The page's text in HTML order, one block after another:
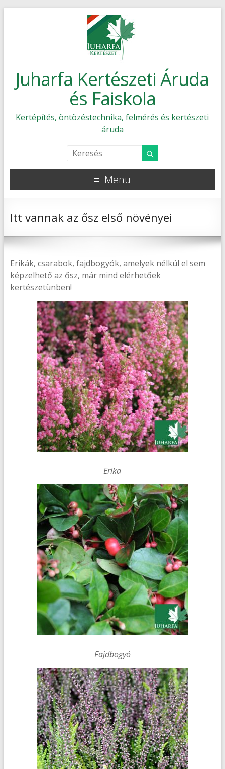
Juharfa Kertészeti Áruda
és Faiskola
Kertépítés, öntözéstechnika, felmérés és kertészeti
áruda
Menu
Itt vannak az ősz első növényei
Erikák, csarabok, fajdbogyók, amelyek nélkül el sem
képzelhető az ősz, már mind elérhetőek
kertészetünben!
Erika
Fajdbogyó